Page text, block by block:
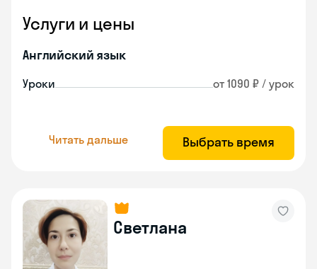
Услуги и цены
Английский язык
Уроки от 1090 ₽ / урок
Читать дальше Выбрать время
Светлана